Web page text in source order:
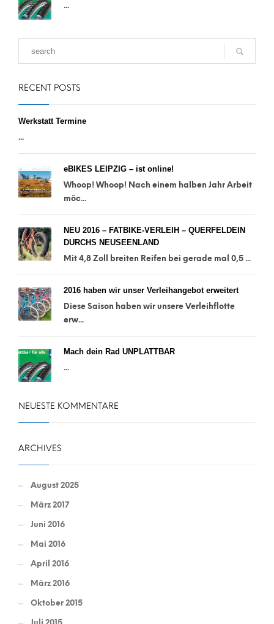
...
RECENT POSTS
Werkstatt Termine
...
eBIKES LEIPZIG – ist online!
Whoop! Whoop! Nach einem halben Jahr Arbeit
möc...
NEU 2016 – FATBIKE-VERLEIH – QUERFELDEIN
DURCHS NEUSEENLAND
Mit 4,8 Zoll breiten Reifen bei gerade mal 0,5 ...
2016 haben wir unser Verleihangebot erweitert
Diese Saison haben wir unsere Verleihflotte
erw...
Mach dein Rad UNPLATTBAR
...
NEUESTE KOMMENTARE
ARCHIVES
August 2025
März 2017
Juni 2016
Mai 2016
April 2016
März 2016
Oktober 2015